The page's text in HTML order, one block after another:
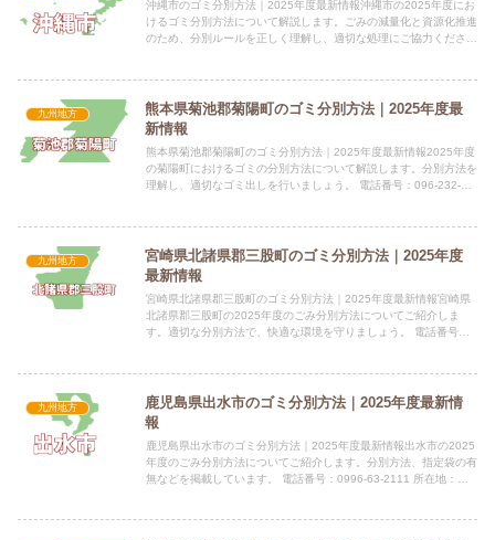
沖縄市のゴミ分別方法｜2025年度最新情報沖縄市の2025年度にお
けるゴミ分別方法について解説します。ごみの減量化と資源化推進
のため、分別ルールを正しく理解し、適切な処理にご協力くださ
九州地方
熊本県菊池郡菊陽町のゴミ分別方法｜2025年度最
新情報
熊本県菊池郡菊陽町のゴミ分別方法｜2025年度最新情報2025年度
の菊陽町におけるゴミの分別方法について解説します。分別方法を
理解し、適切なゴミ出しを行いましょう。 電話番号：096-232-
九州地方
宮崎県北諸県郡三股町のゴミ分別方法｜2025年度
最新情報
宮崎県北諸県郡三股町のゴミ分別方法｜2025年度最新情報宮崎県
北諸県郡三股町の2025年度のごみ分別方法についてご紹介しま
す。適切な分別方法で、快適な環境を守りましょう。 電話番号：
九州地方
鹿児島県出水市のゴミ分別方法｜2025年度最新情
報
鹿児島県出水市のゴミ分別方法｜2025年度最新情報出水市の2025
年度のごみ分別方法についてご紹介します。分別方法、指定袋の有
無などを掲載しています。 電話番号：0996-63-2111 所在地：〒